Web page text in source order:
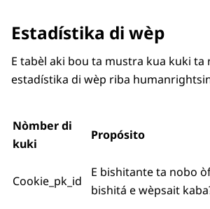
Estadístika di wèp
E tabèl aki bou ta mustra kua kuki ta
estadístika di wèp riba
Nòmber di
kuki
Propósito
Cookie_pk_id
E bishitante ta nobo
bishitá e wèpsait